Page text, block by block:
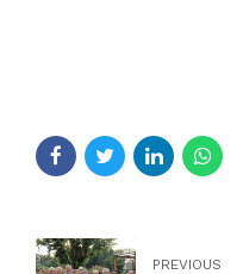
PREVIOUS